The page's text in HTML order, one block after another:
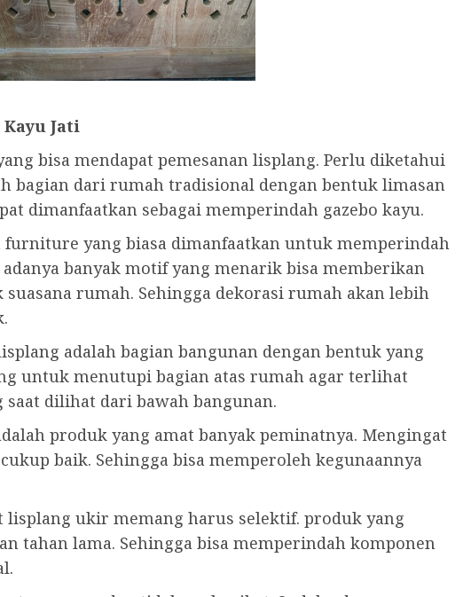
Jati
bisa mendapat pemesanan lisplang. Perlu diketahui
bagian dari rumah tradisional dengan bentuk limasan
dimanfaatkan sebagai memperindah gazebo kayu.
yang biasa dimanfaatkan untuk memperindah
banyak motif yang menarik bisa memberikan
rumah. Sehingga dekorasi rumah akan lebih
adalah bagian bangunan dengan bentuk yang
untuk menutupi bagian atas rumah agar terlihat
dilihat dari bawah bangunan.
produk yang amat banyak peminatnya. Mengingat
baik. Sehingga bisa memperoleh kegunaannya
lisplang ukir memang harus selektif. produk yang
tahan lama. Sehingga bisa memperindah komponen